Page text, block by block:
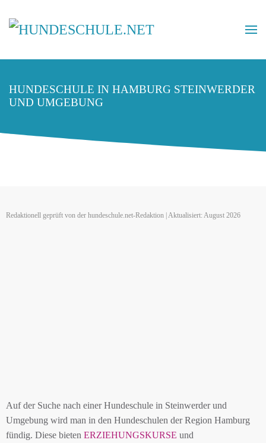
HUNDESCHULE IN HAMBURG STEINWERDER
UND UMGEBUNG
Redaktionell geprüft von der hundeschule.net-Redaktion | Aktualisiert: August 2026
Auf der Suche nach einer Hundeschule in Steinwerder und
Umgebung wird man in den Hundeschulen der Region Hamburg
fündig. Diese bieten ERZIEHUNGSKURSE und